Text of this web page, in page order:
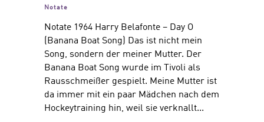
Notate
Notate 1964 Harry Belafonte – Day O
(Banana Boat Song) Das ist nicht mein
Song, sondern der meiner Mutter. Der
Banana Boat Song wurde im Tivoli als
Rausschmeißer gespielt. Meine Mutter ist
da immer mit ein paar Mädchen nach dem
Hockeytraining hin, weil sie verknallt...